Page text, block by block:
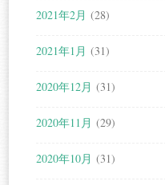
2021年2月 (28)
2021年1月 (31)
2020年12月 (31)
2020年11月 (29)
2020年10月 (31)